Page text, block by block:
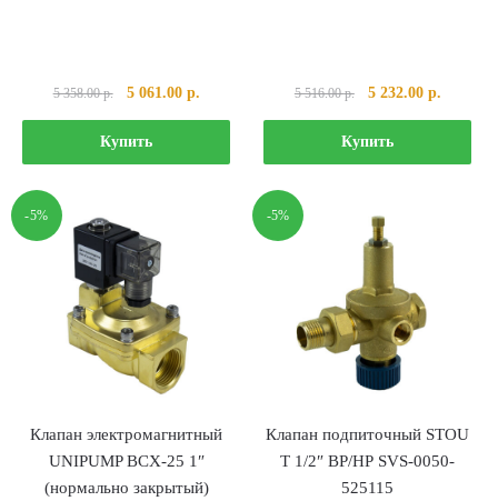
5 358.00р.
Первоначальная
цена
составляла
5
5 061.00 р.Текущая
цена:
061.00 р..
Купить
5 516.00р.
Первоначальная
цена
составляла
5
5 232.00 р.Текущая
цена:
232.00
Купить
-5%
Клапан электромагнитный
UNIPUMP ВСХ-25 1″
(нормально закрытый)
-5%
Клапан подпиточный STOU
T 1/2″ ВР/НР SVS-0050-
525115